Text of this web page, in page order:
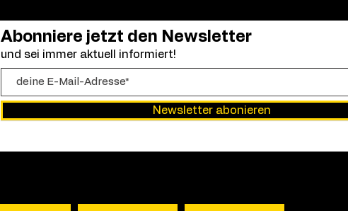
Abonniere jetzt den Newsletter
und sei immer aktuell informiert!
Newsletter abonieren